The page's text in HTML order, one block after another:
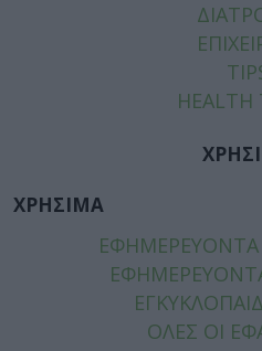
HEALTH
ΧΡΗΣΙΜΑ
ΟΛΕΣ ΟΙ